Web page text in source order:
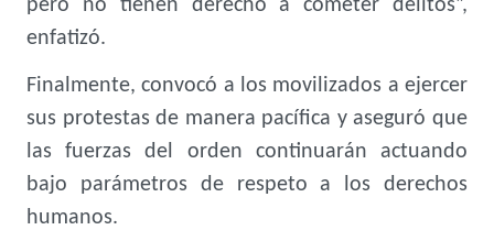
pero no tienen derecho a cometer delitos”,
enfatizó.
Finalmente, convocó a los movilizados a ejercer
sus protestas de manera pacífica y aseguró que
las fuerzas del orden continuarán actuando
bajo parámetros de respeto a los derechos
humanos.